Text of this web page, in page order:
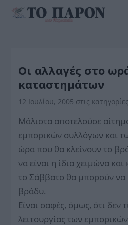
Οι αλλαγές στο
καταστημάτων
12 Ιουλίου, 2005 στις κατηγορίες
Μάλιστα αποτελούσε
εμπορικών συλλόγων και
ώρα που θα κλείνουν το
να είναι η ίδια χειμώνα
το Σάββατο θα μπορούν να
βράδυ.
Είναι σαφές, όμως, ότι δεν
λειτουργίας των